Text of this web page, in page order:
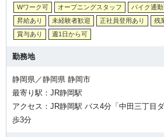
Wワーク可 オープニングスタッフ バイク通
昇給あり
未経験者歓迎 正社員登用あり 残
賞与あり
週1日から可
勤務地
静岡県／静岡県 静岡市
最寄り駅：JR静岡駅
アクセス：JR静岡駅 バス4分「中田三丁目
歩3分